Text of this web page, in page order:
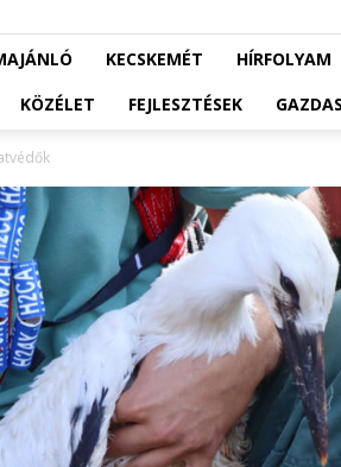
KECSKEMÉT
HÍRFOLYAM
KÖZÉLET FEJLESZTÉSEK